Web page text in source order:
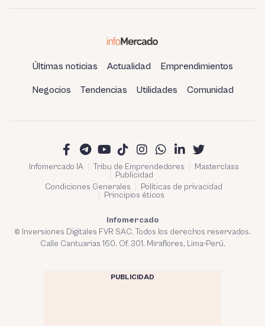
Últimas noticias Actualidad Emprendimientos
Negocios Tendencias Utilidades Comunidad
Infomercado IA Tribu de Emprendedores
Masterclass
Publicidad
Condiciones Generales
Políticas de privacidad
Principios éticos
Infomercado
© Inversiones Digitales FVR SAC. Todos los derechos reservados.
Calle Cantuarias 160. Of. 301. Miraflores, Lima-Perú.
PUBLICIDAD